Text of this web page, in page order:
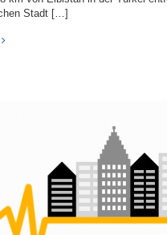
Stadt […]